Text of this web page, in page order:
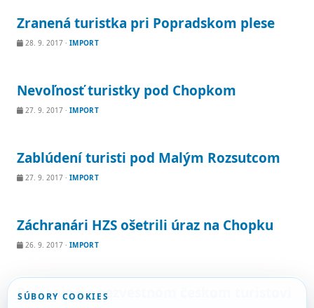
Zranená turistka pri Popradskom plese
28. 9. 2017 · IMPORT
Nevoľnosť turistky pod Chopkom
27. 9. 2017 · IMPORT
Zablúdení turisti pod Malým Rozsutcom
27. 9. 2017 · IMPORT
Záchranári HZS ošetrili úraz na Chopku
26. 9. 2017 · IMPORT
Pátranie po nezvestnom českom turistovi
SÚBORY COOKIES